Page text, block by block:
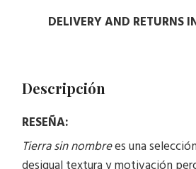
DELIVERY AND RETURNS
Descripción
RESEÑA:
Tierra sin nombrees una